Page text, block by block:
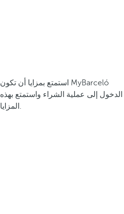
استمتع بمزايا أن تكون MyBarceló
إلى عملية الشراء واستمتع بهذه
المزايا.